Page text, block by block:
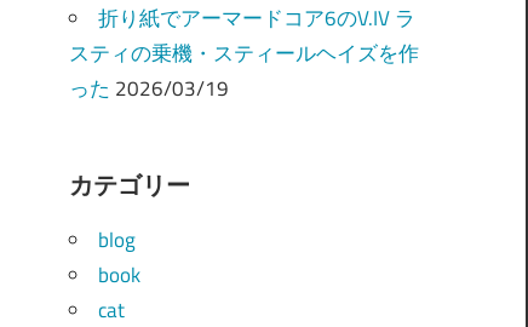
折り紙でアーマードコア6のV.IV ラ
スティの乗機・スティールヘイズを作
った 2026/03/19
カテゴリー
blog
book
cat